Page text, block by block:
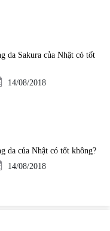
da Sakura của Nhật có tốt
14/08/2018
da của Nhật có tốt không?
14/08/2018